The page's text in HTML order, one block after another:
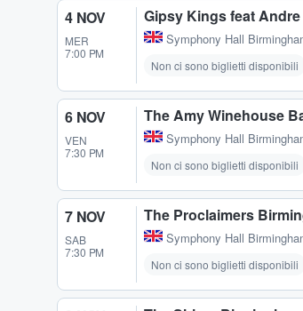
4 NOV
MER
7:00 PM
Gipsy Kings feat
Symphony Hall
Non ci sono biglietti disponibili
6 NOV
VEN
7:30 PM
The Amy Winehouse
Symphony Hall
Non ci sono biglietti disponibili
7 NOV
SAB
7:30 PM
The Proclaimers
Symphony Hall
Non ci sono biglietti disponibili